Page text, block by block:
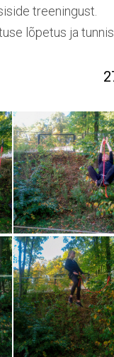
treeningust.
lõpetus ja